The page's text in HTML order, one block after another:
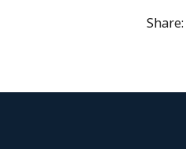
Share: